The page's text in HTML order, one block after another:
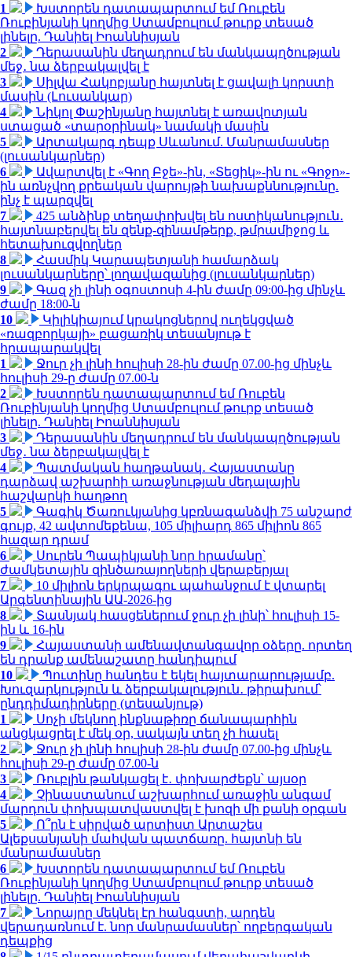
1
Խստորեն դատապարտում եմ Ռուբեն
Ռուբինյանի կողմից Ստամբուլում թուրք տեսած
լինելը. Դանիել Իոաննիսյան
2
Դերասանին մեղադրում են մանկապղծության
մեջ․ նա ձերբակալվել է
3
Սիլվա Հակոբյանը հայտնել է ցավալի կորստի
մասին (Լուսանկար)
4
Նիկոլ Փաշինյանը հայտնել է առավոտյան
ստացած «տարօրինակ» նամակի մասին
5
Արտակարգ դեպք Սևանում. Մանրամասներ
(լուսանկարներ)
6
Ավարտվել է «Գող Բջե»-ին, «Տեցիկ»-ին ու «Գոջո»-
ին առնչվող քրեական վարույթի նախաքննությունը.
ինչ է պարզվել
7
425 անձինք տեղափոխվել են ոստիկանություն․
հայտնաբերվել են զենք-զինամթերք, թմրամիջոց և
հետախուզվողներ
8
Հասմիկ Կարապետյանի համարձակ
լուսանկարները՝ լողավազանից (լուսանկարներ)
9
Գազ չի լինի օգոստոսի 4-ին ժամը 09:00-ից մինչև
ժամը 18:00-ն
10
Կիլիկիայում կրակոցներով ուղեկցված
«ռազբորկայի» բացառիկ տեսանյութ է
հրապարակվել
1
Ջուր չի լինի հուլիսի 28-ին ժամը 07.00-ից մինչև
հուլիսի 29-ը ժամը 07.00-ն
2
Խստորեն դատապարտում եմ Ռուբեն
Ռուբինյանի կողմից Ստամբուլում թուրք տեսած
լինելը. Դանիել Իոաննիսյան
3
Դերասանին մեղադրում են մանկապղծության
մեջ․ նա ձերբակալվել է
4
Պատմական հաղթանակ․ Հայաստանը
դարձավ աշխարհի առաջնության մեդալային
հաշվարկի հաղթող
5
Գագիկ Ծառուկյանից կբռնագանձվի 75 անշարժ
գույք, 42 ավտոմեքենա, 105 միլիարդ 865 միլիոն 865
հազար դրամ
6
Սուրեն Պապիկյանի նոր հրամանը՝
ժամկետային զինծառայողների վերաբերյալ
7
10 միլիոն երկրպագու պահանջում է վտարել
Արգենտինային ԱԱ-2026-ից
8
Տասնյակ հասցեներում ջուր չի լինի՝ հուլիսի 15-
ին և 16-ին
9
Հայաստանի ամենավտանգավոր օձերը. որտեղ
են դրանք ամենաշատը հանդիպում
10
Պուտինը հանդես է եկել հայտարարությամբ.
Խուզարկություն և ձերբակալություն․ թիրախում՝
ընդդիմադիրները (տեսանյութ)
1
Սոչի մեկնող ինքնաթիռը ճանապարհին
անցկացրել է մեկ օր, սակայն տեղ չի հասել
2
Ջուր չի լինի հուլիսի 28-ին ժամը 07.00-ից մինչև
հուլիսի 29-ը ժամը 07.00-ն
3
Ռուբլին թանկացել է․ փոխարժեքն՝ այսօր
4
Չինաստանում աշխարհում առաջին անգամ
մարդուն փոխպատվաստվել է խոզի մի քանի օրգան
5
Ո՞րն է սիրված արտիստ Արտաշես
Ալեքսանյանի մահվան պատճառը. հայտնի են
մանրամասներ
6
Խստորեն դատապարտում եմ Ռուբեն
Ռուբինյանի կողմից Ստամբուլում թուրք տեսած
լինելը. Դանիել Իոաննիսյան
7
Նորայրը մեկնել էր հանգստի, արդեն
վերադառնում է. նոր մանրամասներ՝ ողբերգական
դեպքից